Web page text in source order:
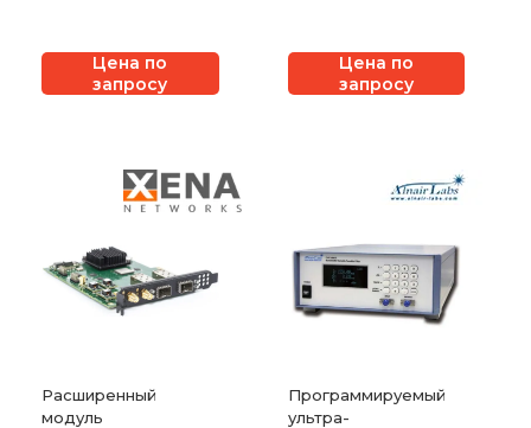
Цена по
запросу
1G Xena M2SFPT
Цена по
запросу
Расширенный
модуль
Программируемый
ультра-